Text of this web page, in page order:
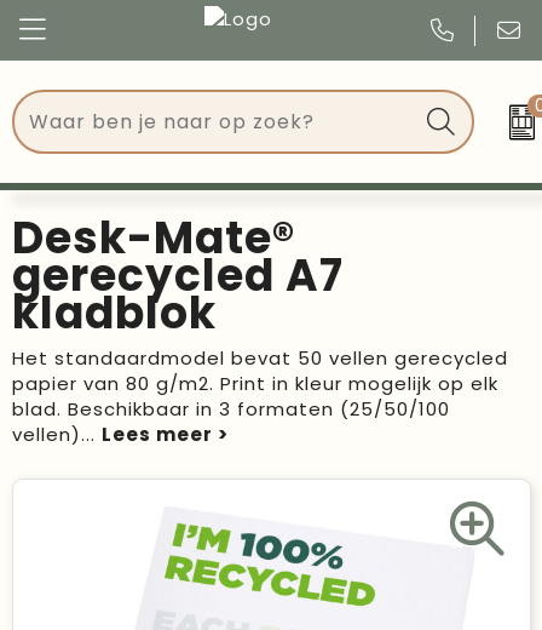
Tassen
Drinkwaren
Events
Give Aways
Geschenken
Kantoorartikelen
Schrijfwaren
Duurzame keuzes
Congres
Events
Kerst
Verjaardagen
Voetbal, EK en WK
Desk-Mate®
gerecycled A7
kladblok
Het standaardmodel bevat 50 vellen gerecycled
papier van 80 g/m2. Print in kleur mogelijk op elk
blad. Beschikbaar in 3 formaten (25/50/100
vellen)...